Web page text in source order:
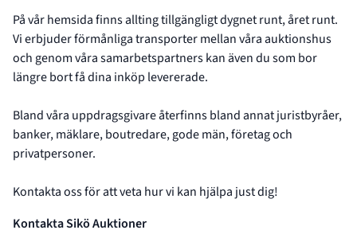
På vår hemsida finns allting tillgängligt dygnet runt, året runt.
Vi erbjuder förmånliga transporter mellan våra auktionshus
och genom våra samarbetspartners kan även du som bor
längre bort få dina inköp levererade.
Bland våra uppdragsgivare återfinns bland annat juristbyråer,
banker, mäklare, boutredare, gode män, företag och
privatpersoner.
Kontakta oss för att veta hur vi kan hjälpa just dig!
Kontakta Sikö Auktioner